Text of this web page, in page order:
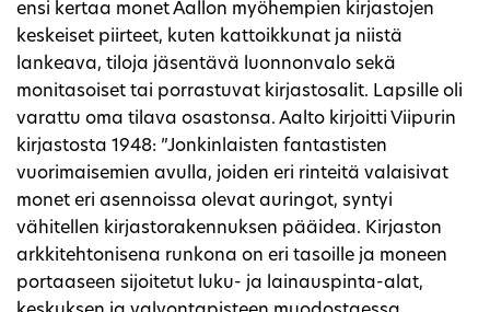
ensi kertaa monet Aallon myöhempien kirjastojen
keskeiset piirteet, kuten kattoikkunat ja niistä
lankeava, tiloja jäsentävä luonnonvalo sekä
monitasoiset tai porrastuvat kirjastosalit. Lapsille oli
varattu oma tilava osastonsa. Aalto kirjoitti Viipurin
kirjastosta 1948: ”Jonkinlaisten fantastisten
vuorimaisemien avulla, joiden eri rinteitä valaisivat
monet eri asennoissa olevat auringot, syntyi
vähitellen kirjastorakennuksen pääidea. Kirjaston
arkkitehtonisena runkona on eri tasoille ja moneen
portaaseen sijoitetut luku- ja lainauspinta-alat,